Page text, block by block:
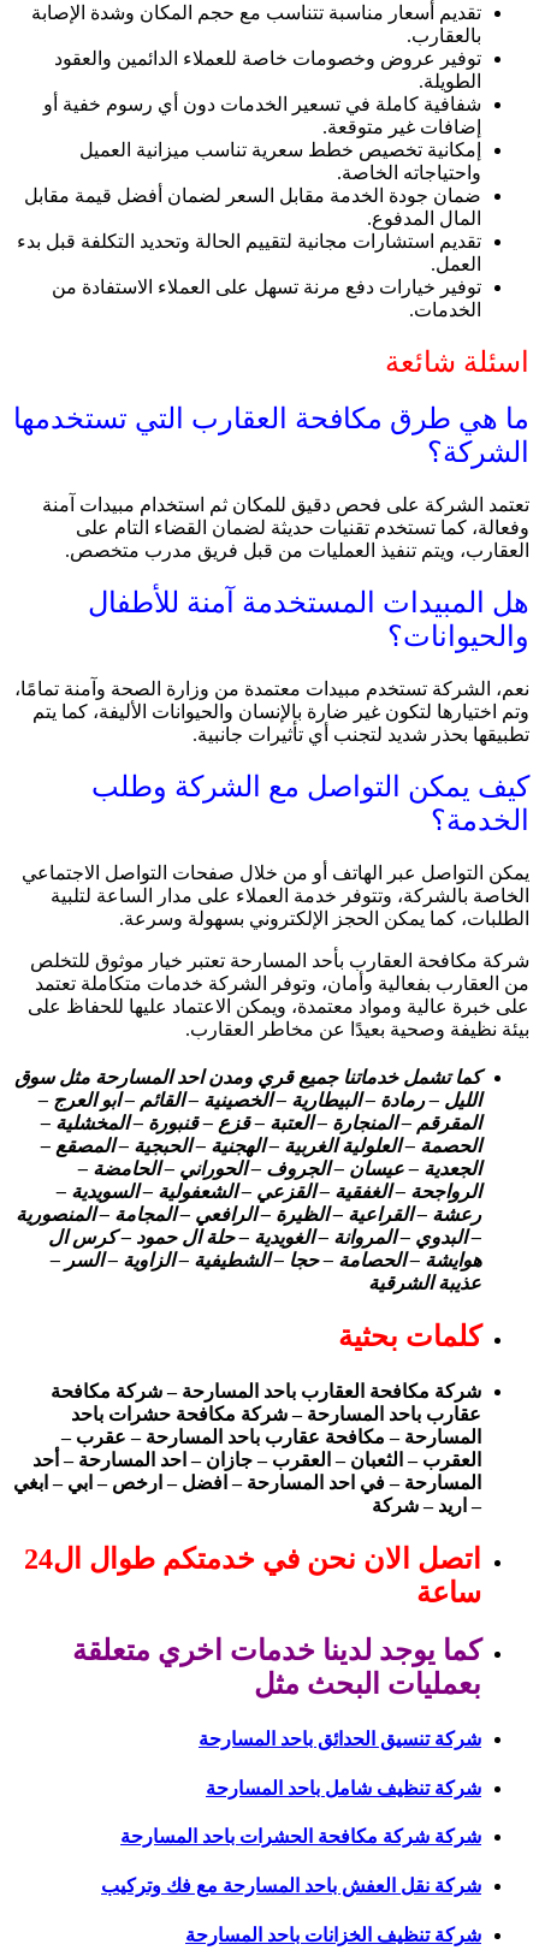
تقديم أسعار مناسبة تتناسب مع حجم المكان وشدة الإصابة
بالعقارب.
توفير عروض وخصومات خاصة للعملاء الدائمين والعقود
الطويلة.
شفافية كاملة في تسعير الخدمات دون أي رسوم خفية أو
إضافات غير متوقعة.
إمكانية تخصيص خطط سعرية تناسب ميزانية العميل
واحتياجاته الخاصة.
ضمان جودة الخدمة مقابل السعر لضمان أفضل قيمة مقابل
المال المدفوع.
تقديم استشارات مجانية لتقييم الحالة وتحديد التكلفة قبل بدء
العمل.
توفير خيارات دفع مرنة تسهل على العملاء الاستفادة من
الخدمات.
اسئلة شائعة
ما هي طرق مكافحة العقارب التي تستخدمها
الشركة؟
تعتمد الشركة على فحص دقيق للمكان ثم استخدام مبيدات آمنة
وفعالة، كما تستخدم تقنيات حديثة لضمان القضاء التام على
العقارب، ويتم تنفيذ العمليات من قبل فريق مدرب متخصص.
هل المبيدات المستخدمة آمنة للأطفال
والحيوانات؟
نعم، الشركة تستخدم مبيدات معتمدة من وزارة الصحة وآمنة تمامًا،
وتم اختيارها لتكون غير ضارة بالإنسان والحيوانات الأليفة، كما يتم
تطبيقها بحذر شديد لتجنب أي تأثيرات جانبية.
كيف يمكن التواصل مع الشركة وطلب
الخدمة؟
يمكن التواصل عبر الهاتف أو من خلال صفحات التواصل الاجتماعي
الخاصة بالشركة، وتتوفر خدمة العملاء على مدار الساعة لتلبية
الطلبات، كما يمكن الحجز الإلكتروني بسهولة وسرعة.
شركة مكافحة العقارب بأحد المسارحة تعتبر خيار موثوق للتخلص
من العقارب بفعالية وأمان، وتوفر الشركة خدمات متكاملة تعتمد
على خبرة عالية ومواد معتمدة، ويمكن الاعتماد عليها للحفاظ على
بيئة نظيفة وصحية بعيدًا عن مخاطر العقارب.
كما تشمل خدماتنا جميع قري ومدن احد المسارحة مثل سوق
الليل – رمادة – البيطارية – الخصينية – القائم – ابو العرج –
المقرقم – المنجارة – العتبة – قزع – قنبورة – المخشلية –
الحصمة – العلولية الغربية – الهجنية – الحبجية – المصقع –
الجعدية – عيسان – الجروف – الحوراني – الحامضة –
الرواجحة – الغفقية – القزعي – الشعفولية – السويدية –
رعشة – القراعية – الظيرة – الرافعي – المجامة – المنصورية
– البدوي – المروانة – الغويدية – حلة ال حمود – كرس ال
هوايشة – الحصامة – حجا – الشطيفية – الزاوية – السر –
عذيبة الشرقية
كلمات بحثية
شركة مكافحة العقارب باحد المسارحة – شركة مكافحة
عقارب باحد المسارحة – شركة مكافحة حشرات باحد
المسارحة – مكافحة عقارب باحد المسارحة – عقرب –
العقرب – الثعبان – العقرب – جازان – احد المسارحة – أحد
المسارحة – في احد المسارحة – افضل – ارخص – ابي – ابغي
– اريد – شركة
اتصل الان نحن في خدمتكم طوال ال24
ساعة
كما يوجد لدينا خدمات اخري متعلقة
بعمليات البحث مثل
شركة تنسيق الحدائق باحد المسارحة
شركة تنظيف شامل باحد المسارحة
شركة شركة مكافحة الحشرات باحد المسارحة
شركة نقل العفش باحد المسارحة مع فك وتركيب
شركة تنظيف الخزانات باحد المسارحة